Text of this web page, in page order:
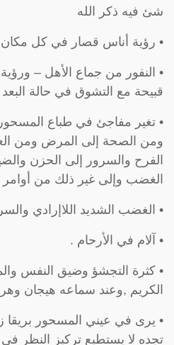
شئ فيه ذكر الله
• رؤية أناس قصار في كل مكان
• النفور من جماع الأهل –
قبيحة مع التشوق في حالة
• تغير مفاجئ في طباع
ومن الصحة إلى المرض ومن
الفرح والسرور إلى الحزن
الغضب وإلى غير ذلك من
• الغضب الشديد اللاإرادي
• آلام في الأرحام .
• كثرة التجشؤ وضيق النفس
الكريم ,وعند سماعه هيجان
• يرى في عيني المسحور بريقا
تجده لا يستطيع تركيز النظر